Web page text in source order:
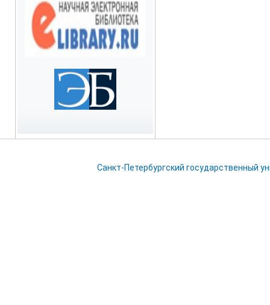
Санкт-Петербургский государственный